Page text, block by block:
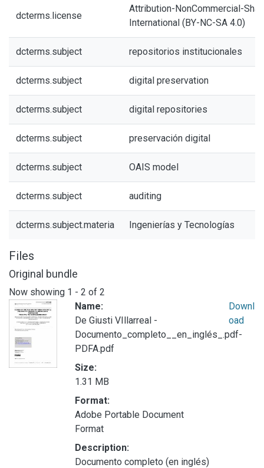
dcterms.license
Attribution-NonCommercial-
International (BY-NC-SA 4.0)
dcterms.subject repositorios institucionales
dcterms.subject digital preservation
dcterms.subject digital repositories
dcterms.subject preservación digital
dcterms.subject OAIS model
dcterms.subject auditing
dcterms.subject.materia Ingenierías y Tecnologías
Files
Original bundle
Now showing 1 - 2 of 2
Name:
De Giusti VIllarreal -
Documento_completo__en_inglés_.pdf-
PDFA.pdf
Size:
1.31 MB
Format:
Adobe Portable Document
Format
Description:
Documento completo (en inglés)
Downl
oad